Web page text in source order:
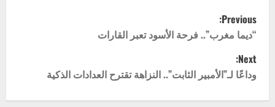
P
o
s
Previous:
“ديما مغرب”.. فرحة الأسود تعبر القارات
Next:
وداعًا لـ”الأمبير الثابت”.. النزاهة تقترح العدادات الذكية